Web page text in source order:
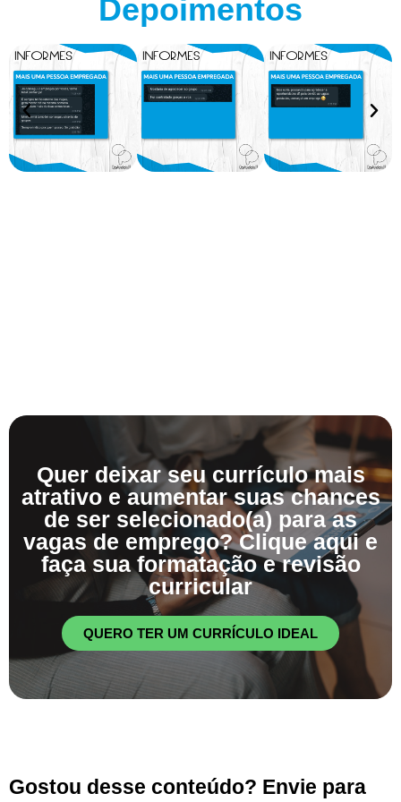
Depoimentos
Quer deixar seu currículo mais
atrativo e aumentar suas chances
de ser selecionado(a) para as
vagas de emprego? Clique aqui e
faça sua formatação e revisão
curricular
QUERO TER UM CURRÍCULO IDEAL
Gostou desse conteúdo? Envie para